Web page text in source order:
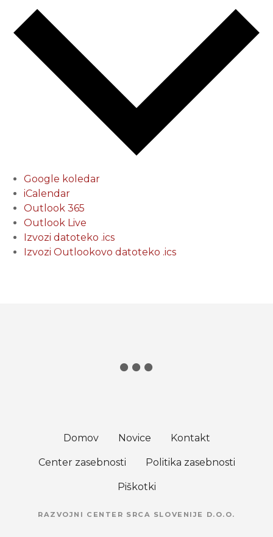
Google koledar
iCalendar
Outlook 365
Outlook Live
Izvozi datoteko .ics
Izvozi Outlookovo datoteko .ics
Domov Novice Kontakt
Center zasebnosti Politika zasebnosti
Piškotki
RAZVOJNI CENTER SRCA SLOVENIJE D.O.O.